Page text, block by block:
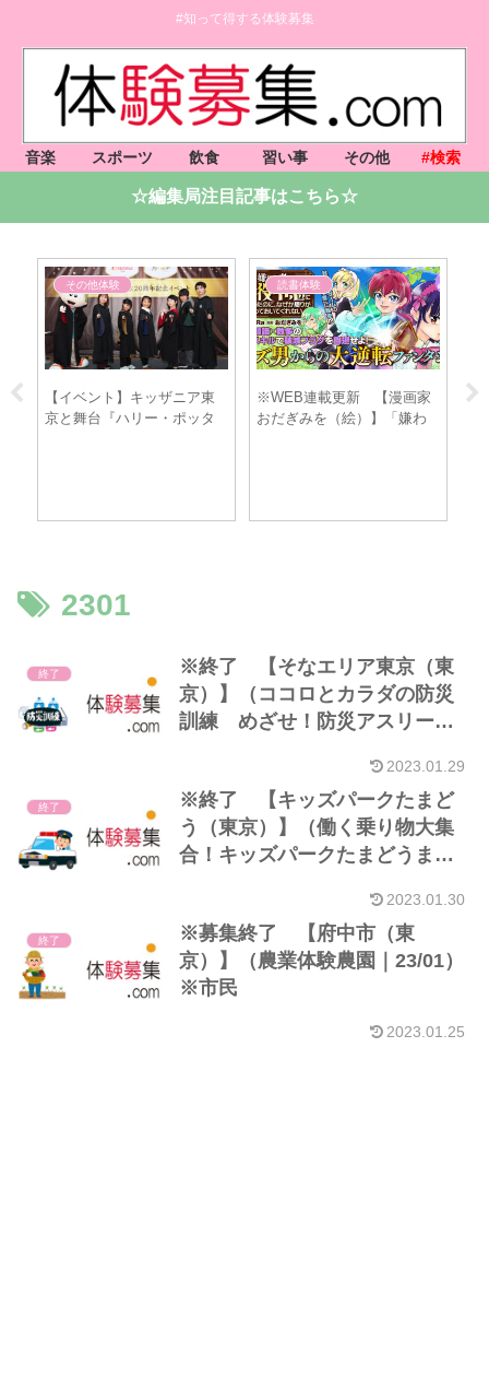
#知って得する体験募集
音楽 スポーツ 飲食 習い事 その他 #検索
☆編集局注目記事はこちら☆
読書体験
※WEB連載更新 【漫画家
おだぎみを（絵）】「嫌わ
読書体験
「嫌われ者の悪役令息に転
生したのに、なぜか周りが
☆
2301
終了
※終了 【そなエリア東京（東
京）】（ココロとカラダの防災
訓練 めざせ！防災アスリート
2023.01.29
終了
※終了 【キッズパークたまど
う（東京）】（働く乗り物大集
合！キッズパークたまどうまつ
2023.01.30
終了
※募集終了 【府中市（東
京）】（農業体験農園｜23/01）
※市民
2023.01.25